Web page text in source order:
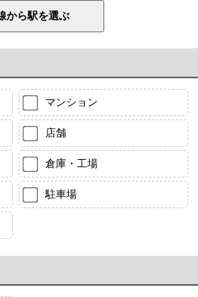
マンション
店舗
倉庫・工場
駐車場